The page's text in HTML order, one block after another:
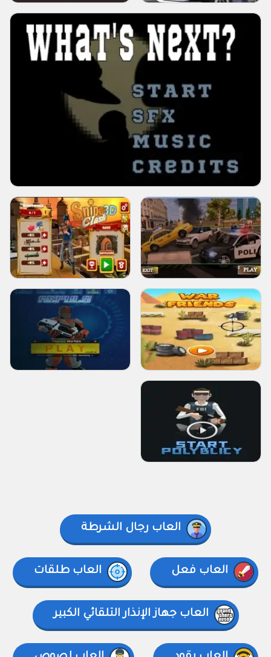
العاب رجال الشرطة
العاب فعل العاب طلقات
العاب جهاز الإنذار التلقائي الكبير